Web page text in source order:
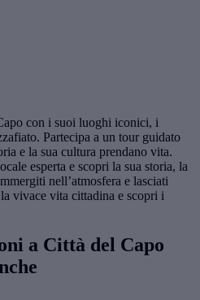
con i suoi luoghi iconici, i
Partecipa a un tour guidato
e la sua cultura prendano vita.
esperta e scopri la sua storia, la
nell’atmosfera e lasciati
vivace vita cittadina e scopri i
a Città del Capo